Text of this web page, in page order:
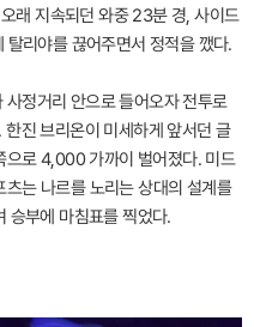
래 지속되던 와중 23분 경, 사이드
리야를 끊어주면서 정적을 깼다.
정거리 안으로 들어오자 전투로
진 브리온이 미세하게 앞서던 글
으로 4,000 가까이 벌어졌다. 미드
는 나르를 노리는 상대의 설계를
승부에 마침표를 찍었다.